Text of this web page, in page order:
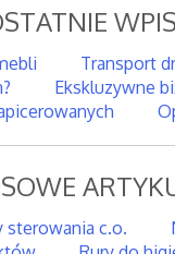
Transport
Ekskluzywne
sterowania c.o.